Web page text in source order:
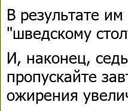
В результате
"шведскому
И, наконец,
пропускайте
ожирения